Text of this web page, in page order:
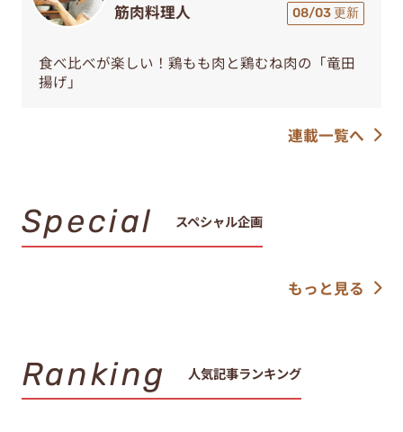
筋肉料理人 08/03 更新
食べ比べが楽しい！鶏もも肉と鶏むね肉の「竜田
揚げ」
連載一覧へ
Special スペシャル企画
もっと見る
Ranking 人気記事ランキング